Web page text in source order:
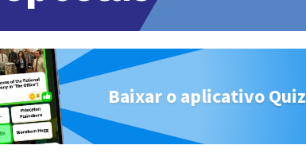
Baixar o aplicativo Quiz